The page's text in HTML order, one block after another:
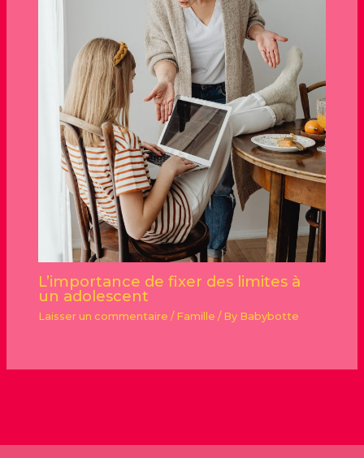
L’importance de fixer des limites à
un adolescent
Laisser un commentaire / Famille / By Babybotte